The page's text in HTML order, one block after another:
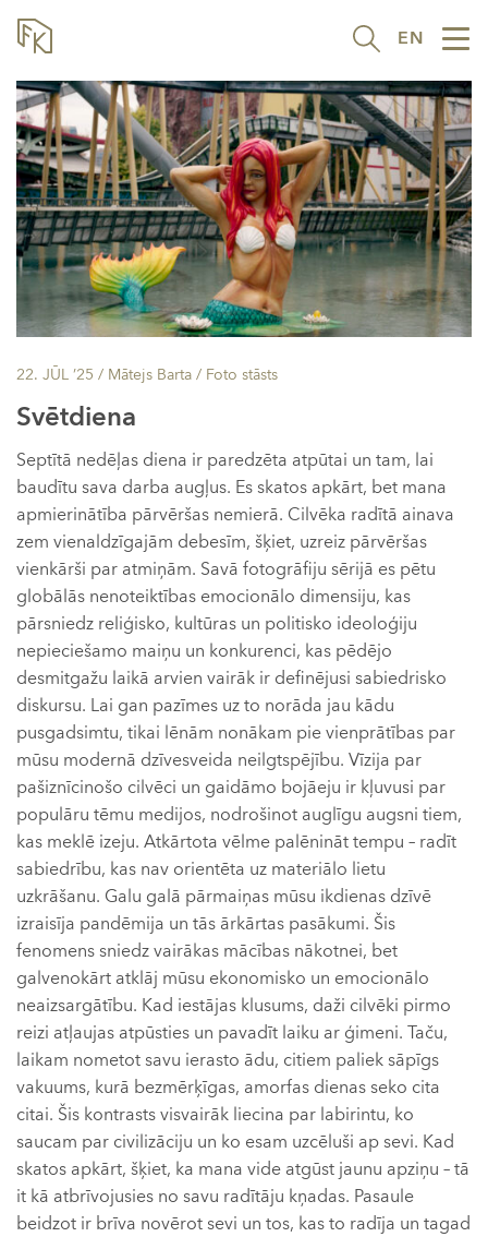
EN
22. JŪL ’25 / Mātejs Barta / Foto stāsts
Svētdiena
Septītā nedēļas diena ir paredzēta atpūtai un tam, lai
baudītu sava darba augļus. Es skatos apkārt, bet mana
apmierinātība pārvēršas nemierā. Cilvēka radītā ainava
zem vienaldzīgajām debesīm, šķiet, uzreiz pārvēršas
vienkārši par atmiņām. Savā fotogrāfiju sērijā es pētu
globālās nenoteiktības emocionālo dimensiju, kas
pārsniedz reliģisko, kultūras un politisko ideoloģiju
nepieciešamo maiņu un konkurenci, kas pēdējo
desmitgažu laikā arvien vairāk ir definējusi sabiedrisko
diskursu. Lai gan pazīmes uz to norāda jau kādu
pusgadsimtu, tikai lēnām nonākam pie vienprātības par
mūsu modernā dzīvesveida neilgtspējību. Vīzija par
pašiznīcinošo cilvēci un gaidāmo bojāeju ir kļuvusi par
populāru tēmu medijos, nodrošinot auglīgu augsni tiem,
kas meklē izeju. Atkārtota vēlme palēnināt tempu – radīt
sabiedrību, kas nav orientēta uz materiālo lietu
uzkrāšanu. Galu galā pārmaiņas mūsu ikdienas dzīvē
izraisīja pandēmija un tās ārkārtas pasākumi. Šis
fenomens sniedz vairākas mācības nākotnei, bet
galvenokārt atklāj mūsu ekonomisko un emocionālo
neaizsargātību. Kad iestājas klusums, daži cilvēki pirmo
reizi atļaujas atpūsties un pavadīt laiku ar ģimeni. Taču,
laikam nometot savu ierasto ādu, citiem paliek sāpīgs
vakuums, kurā bezmērķīgas, amorfas dienas seko cita
citai. Šis kontrasts visvairāk liecina par labirintu, ko
saucam par civilizāciju un ko esam uzcēluši ap sevi. Kad
skatos apkārt, šķiet, ka mana vide atgūst jaunu apziņu – tā
it kā atbrīvojusies no savu radītāju kņadas. Pasaule
beidzot ir brīva novērot sevi un tos, kas to radīja un tagad